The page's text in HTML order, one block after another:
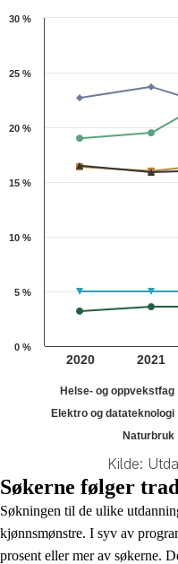
The chart has 1 Y axis
Kilde:
2020 2021
0 %
5 %
10 %
15 %
20 %
25 %
30 %
Helse- og oppvekstfag
Elektro og datateknologi
Naturbruk
End of interactive chart.
Søkerne følger
Søkningen til de ulike
kjønnsmønstre. I syv av
prosent eller mer av søkerne.